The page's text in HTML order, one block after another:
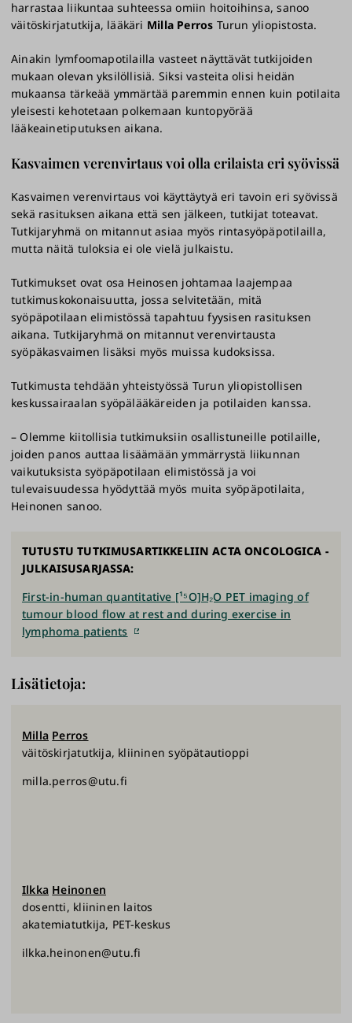
harrastaa liikuntaa suhteessa omiin hoitoihinsa, sanoo
väitöskirjatutkija, lääkäri Milla Perros Turun yliopistosta.
Ainakin lymfoomapotilailla vasteet näyttävät tutkijoiden
mukaan olevan yksilöllisiä. Siksi vasteita olisi heidän
mukaansa tärkeää ymmärtää paremmin ennen kuin potilaita
yleisesti kehotetaan polkemaan kuntopyörää
lääkeainetiputuksen aikana.
Kasvaimen verenvirtaus voi olla erilaista eri syövissä
Kasvaimen verenvirtaus voi käyttäytyä eri tavoin eri syövissä
sekä rasituksen aikana että sen jälkeen, tutkijat toteavat.
Tutkijaryhmä on mitannut asiaa myös rintasyöpäpotilailla,
mutta näitä tuloksia ei ole vielä julkaistu.
Tutkimukset ovat osa Heinosen johtamaa laajempaa
tutkimuskokonaisuutta, jossa selvitetään, mitä
syöpäpotilaan elimistössä tapahtuu fyysisen rasituksen
aikana. Tutkijaryhmä on mitannut verenvirtausta
syöpäkasvaimen lisäksi myös muissa kudoksissa.
Tutkimusta tehdään yhteistyössä Turun yliopistollisen
keskussairaalan syöpälääkäreiden ja potilaiden kanssa.
– Olemme kiitollisia tutkimuksiin osallistuneille potilaille,
joiden panos auttaa lisäämään ymmärrystä liikunnan
vaikutuksista syöpäpotilaan elimistössä ja voi
tulevaisuudessa hyödyttää myös muita syöpäpotilaita,
Heinonen sanoo.
TUTUSTU TUTKIMUSARTIKKELIIN ACTA ONCOLOGICA -
JULKAISUSARJASSA:
First-in-human quantitative [¹⁵O]H₂O PET imaging of
tumour blood flow at rest and during exercise in
lymphoma patients
Lisätietoja:
Milla Perros
väitöskirjatutkija, kliininen syöpätautioppi
milla.perros@utu.fi
Ilkka Heinonen
dosentti, kliininen laitos
akatemiatutkija, PET-keskus
ilkka.heinonen@utu.fi